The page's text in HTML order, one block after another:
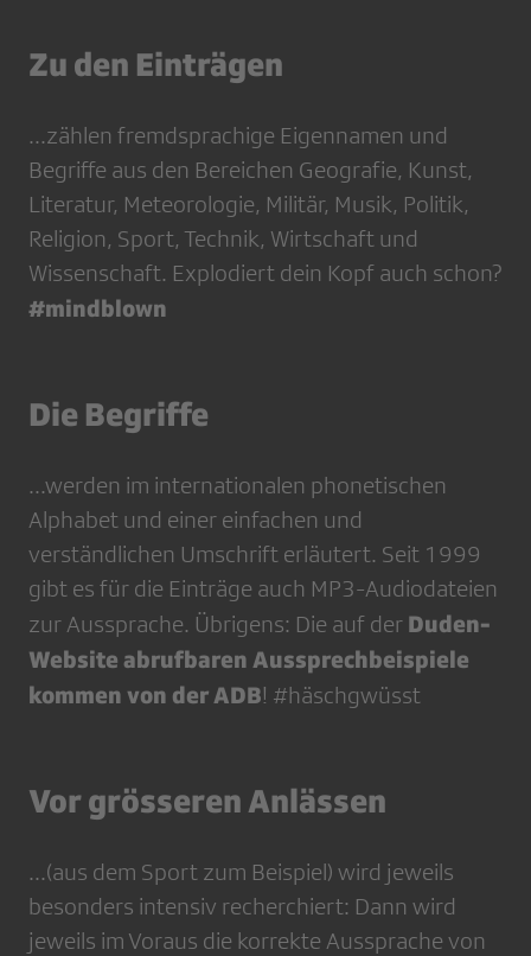
Zu den Einträgen
...zählen fremdsprachige Eigennamen und
Begriffe aus den Bereichen Geografie, Kunst,
Literatur, Meteorologie, Militär, Musik, Politik,
Religion, Sport, Technik, Wirtschaft und
Wissenschaft. Explodiert dein Kopf auch schon?
#mindblown
Die Begriffe
...werden im internationalen phonetischen
Alphabet und einer einfachen und
verständlichen Umschrift erläutert. Seit 1999
gibt es für die Einträge auch MP3-Audiodateien
zur Aussprache. Übrigens: Die auf der Duden-
Website abrufbaren Aussprechbeispiele
kommen von der ADB! #häschgwüsst
Vor grösseren Anlässen
...(aus dem Sport zum Beispiel) wird jeweils
besonders intensiv recherchiert: Dann wird
jeweils im Voraus die korrekte Aussprache von